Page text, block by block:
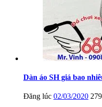
Dàn áo SH giá bao
Đăng lúc 02/03/2020